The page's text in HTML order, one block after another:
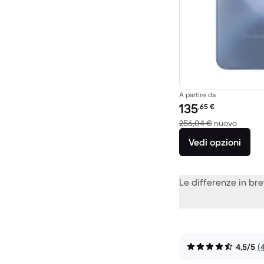
A partire da
Prezzo del
135,65 €
256,04 € nuovo
Vedi opzioni
Le differenze in
4,5/5